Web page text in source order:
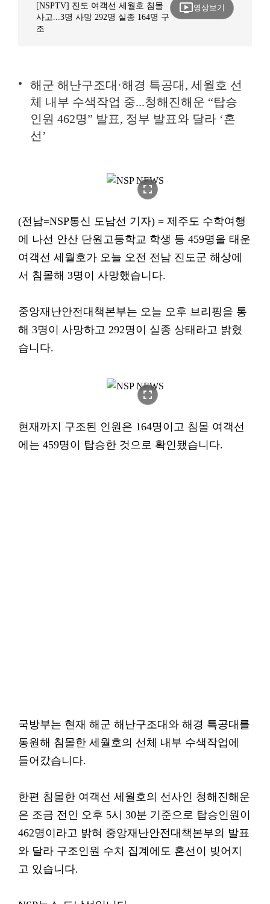
[NSPTV] 진도 여객선 세월호 침몰
사고...3명 사망 292명 실종 164명 구
조
ondemand_video영상보기
해군 해난구조대·해경 특공대, 세월호 선
체 내부 수색작업 중...청해진해운 “탑승
인원 462명” 발표, 정부 발표와 달라 ‘혼
선’
fullscreen
(전남=NSP통신 도남선 기자) = 제주도 수학여행
에 나선 안산 단원고등학교 학생 등 459명을 태운
여객선 세월호가 오늘 오전 전남 진도군 해상에
서 침몰해 3명이 사망했습니다.
중앙재난안전대책본부는 오늘 오후 브리핑을 통
해 3명이 사망하고 292명이 실종 상태라고 밝혔
습니다.
fullscreen
현재까지 구조된 인원은 164명이고 침몰 여객선
에는 459명이 탑승한 것으로 확인됐습니다.
국방부는 현재 해군 해난구조대와 해경 특공대를
동원해 침몰한 세월호의 선체 내부 수색작업에
들어갔습니다.
한편 침몰한 여객선 세월호의 선사인 청해진해운
은 조금 전인 오후 5시 30분 기준으로 탑승인원이
462명이라고 밝혀 중앙재난안전대책본부의 발표
와 달라 구조인원 수치 집계에도 혼선이 빚어지
고 있습니다.